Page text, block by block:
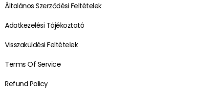
Általános Szerződési Feltételek
Adatkezelési Tájékoztató
Visszaküldési Feltételek
Terms Of Service
Refund Policy